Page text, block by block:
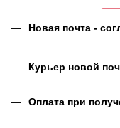
Новая почта -
Курьер новой
Оплата при